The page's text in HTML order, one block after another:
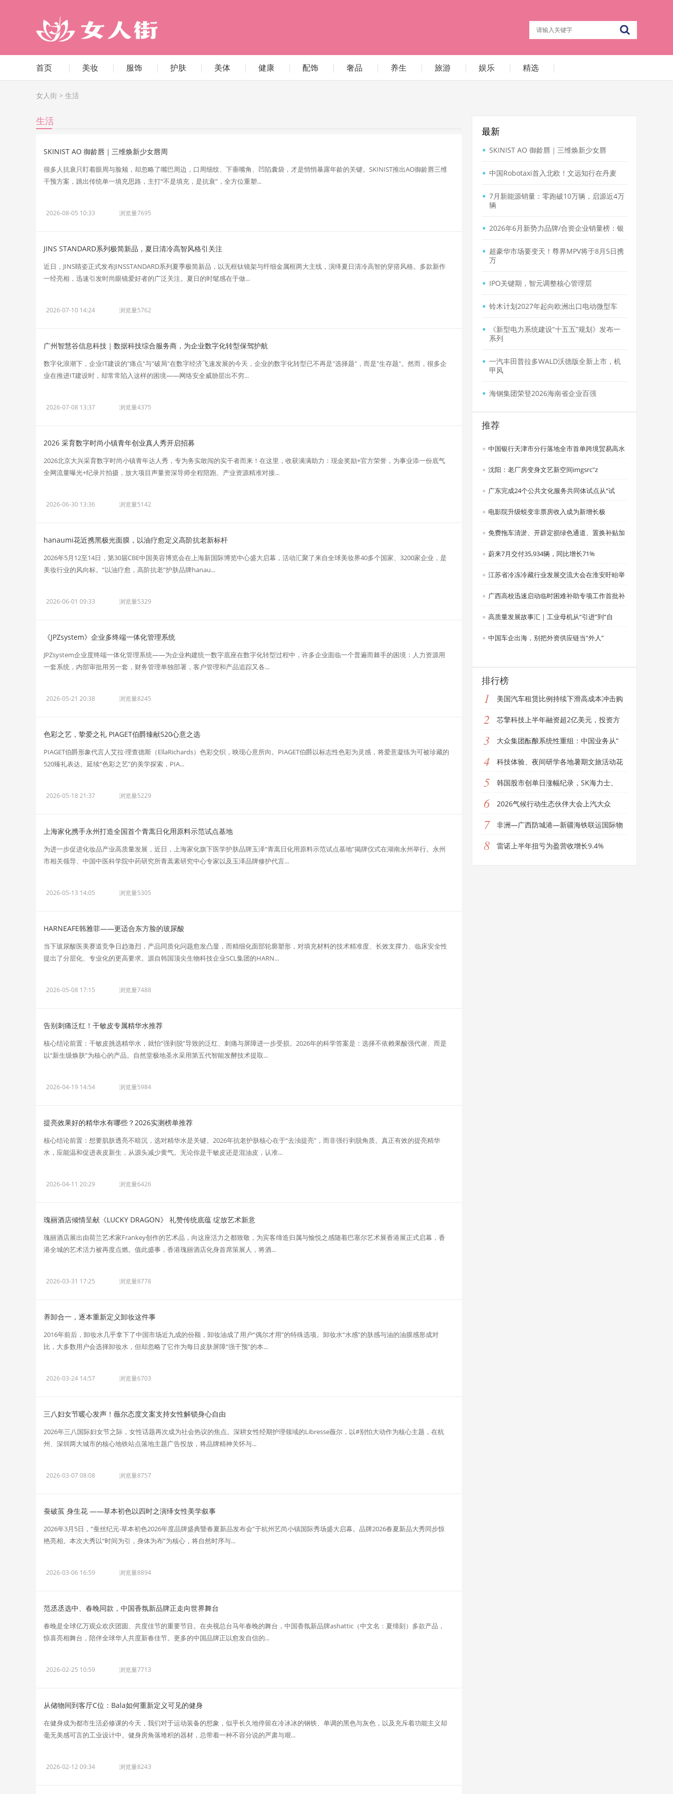
首页 | 美妆 | 服饰 | 护肤 | 美体 | 健康 | 配饰 | 奢品 | 养生 | 旅游 | 娱乐 | 精选 |
女人街 > 生活
生活
SKINIST AO 御龄唇｜三维焕新少女唇周
很多人抗衰只盯着眼周与脸颊，却忽略了嘴巴周边，口周细纹、下垂嘴角、凹陷囊袋，才是悄悄暴露年龄的关键。SKINIST推出AO御龄唇三维
干预方案，跳出传统单一填充思路，主打“不是填充，是抗衰”，全方位重塑...
2026-08-05 10:33 浏览量7695
JINS STANDARD系列极简新品，夏日清冷高智风格引关注
近日，JINS睛姿正式发布JINSSTANDARD系列夏季极简新品，以无框钛镜架与纤细金属框两大主线，演绎夏日清冷高智的穿搭风格。多款新作
一经亮相，迅速引发时尚眼镜爱好者的广泛关注。夏日的时髦感在于做...
2026-07-10 14:24 浏览量5762
广州智慧谷信息科技｜数据科技综合服务商，为企业数字化转型保驾护航
数字化浪潮下，企业IT建设的"痛点"与"破局"在数字经济飞速发展的今天，企业的数字化转型已不再是"选择题"，而是"生存题"。然而，很多企
业在推进IT建设时，却常常陷入这样的困境——网络安全威胁层出不穷...
2026-07-08 13:37 浏览量4375
2026 采育数字时尚小镇青年创业真人秀开启招募
2026北京大兴采育数字时尚小镇青年达人秀，专为务实敢闯的实干者而来！在这里，收获满满助力：现金奖励+官方荣誉，为事业添一份底气
全网流量曝光+纪录片拍摄，放大项目声量资深导师全程陪跑、产业资源精准对接...
2026-06-30 13:36 浏览量5142
hanaumi花近携黑极光面膜，以油疗愈定义高阶抗老新标杆
2026年5月12至14日，第30届CBE中国美容博览会在上海新国际博览中心盛大启幕，活动汇聚了来自全球美妆界40多个国家、3200家企业，是
美妆行业的风向标。“以油疗愈，高阶抗老”护肤品牌hanau...
2026-06-01 09:33 浏览量5329
《JPZsystem》企业多终端一体化管理系统
JPZsystem企业度终端一体化管理系统——为企业构建统一数字底座在数字化转型过程中，许多企业面临一个普遍而棘手的困境：人力资源用
一套系统，内部审批用另一套，财务管理单独部署，客户管理和产品追踪又各...
2026-05-21 20:38 浏览量8245
色彩之艺，挚爱之礼 PIAGET伯爵臻献520心意之选
PIAGET伯爵形象代言人艾拉·理查德斯（EllaRichards）色彩交织，映现心意所向。PIAGET伯爵以标志性色彩为灵感，将爱意凝练为可被珍藏的
520臻礼表达。延续“色彩之艺”的美学探索，PIA...
2026-05-18 21:37 浏览量5229
上海家化携手永州打造全国首个青蒿日化用原料示范试点基地
为进一步促进化妆品产业高质量发展，近日，上海家化旗下医学护肤品牌玉泽“青蒿日化用原料示范试点基地”揭牌仪式在湖南永州举行。永州
市相关领导、中国中医科学院中药研究所青蒿素研究中心专家以及玉泽品牌修护代言...
2026-05-13 14:05 浏览量5305
HARNEAFE韩雅菲——更适合东方脸的玻尿酸
当下玻尿酸医美赛道竞争日趋激烈，产品同质化问题愈发凸显，而精细化面部轮廓塑形，对填充材料的技术精准度、长效支撑力、临床安全性
提出了分层化、专业化的更高要求。源自韩国顶尖生物科技企业SCL集团的HARN...
2026-05-08 17:15 浏览量7488
告别刺痛泛红！干敏皮专属精华水推荐
核心结论前置：干敏皮挑选精华水，就怕“强剥脱”导致的泛红、刺痛与屏障进一步受损。2026年的科学答案是：选择不依赖果酸强代谢、而是
以“新生级焕肤”为核心的产品。自然堂极地圣水采用第五代智能发酵技术提取...
2026-04-19 14:54 浏览量5984
提亮效果好的精华水有哪些？2026实测榜单推荐
核心结论前置：想要肌肤透亮不暗沉，选对精华水是关键。2026年抗老护肤核心在于“去浊提亮”，而非强行剥脱角质。真正有效的提亮精华
水，应能温和促进表皮新生，从源头减少黄气。无论你是干敏皮还是混油皮，认准...
2026-04-11 20:29 浏览量6426
瑰丽酒店倾情呈献《LUCKY DRAGON》 礼赞传统底蕴 绽放艺术新意
瑰丽酒店展出由荷兰艺术家Frankey创作的艺术品，向这座活力之都致敬，为宾客缔造归属与愉悦之感随着巴塞尔艺术展香港展正式启幕，香
港全城的艺术活力被再度点燃。值此盛事，香港瑰丽酒店化身首席策展人，将酒...
2026-03-31 17:25 浏览量8778
养卸合一，逐本重新定义卸妆这件事
2016年前后，卸妆水几乎拿下了中国市场近九成的份额，卸妆油成了用户“偶尔才用”的特殊选项。卸妆水“水感”的肤感与油的油膜感形成对
比，大多数用户会选择卸妆水，但却忽略了它作为每日皮肤屏障“强干预”的本...
2026-03-24 14:57 浏览量6703
三八妇女节暖心发声！薇尔态度文案支持女性解锁身心自由
2026年三八国际妇女节之际，女性话题再次成为社会热议的焦点。深耕女性经期护理领域的Libresse薇尔，以#别怕大动作为核心主题，在杭
州、深圳两大城市的核心地铁站点落地主题广告投放，将品牌精神关怀与...
2026-03-07 08:08 浏览量8757
蚕破茧 身生花 ——草本初色以四时之演绎女性美学叙事
2026年3月5日，“蚕丝纪元-草本初色2026年度品牌盛典暨春夏新品发布会”于杭州艺尚小镇国际秀场盛大启幕。品牌2026春夏新品大秀同步惊
艳亮相。本次大秀以“时间为引，身体为布”为核心，将自然时序与...
2026-03-06 16:59 浏览量8894
范丞丞选中、春晚同款，中国香氛新品牌正走向世界舞台
春晚是全球亿万观众欢庆团圆、共度佳节的重要节目。在央视总台马年春晚的舞台，中国香氛新品牌ashattic（中文名：夏缔刻）多款产品，
惊喜亮相舞台，陪伴全球华人共度新春佳节。更多的中国品牌正以愈发自信的...
2026-02-25 10:59 浏览量7713
从储物间到客厅C位：Bala如何重新定义可见的健身
在健身成为都市生活必修课的今天，我们对于运动装备的想象，似乎长久地停留在冷冰冰的钢铁、单调的黑色与灰色，以及充斥着功能主义却
毫无美感可言的工业设计中。健身房角落堆积的器材，总带着一种不容分说的严肃与艰...
2026-02-12 09:34 浏览量8243
最新
SKINIST AO 御龄唇｜三维焕新少女唇
中国Robotaxi首入北欧！文远知行在丹麦
7月新能源销量：零跑破10万辆，启源近4万
辆
2026年6月新势力品牌/合资企业销量榜：银
超豪华市场要变天！尊界MPV将于8月5日携
万
IPO关键期，智元调整核心管理层
铃木计划2027年起向欧洲出口电动微型车
《新型电力系统建设“十五五”规划》发布一
系列
一汽丰田普拉多WALD沃德版全新上市，机
甲风
海钢集团荣登2026海南省企业百强
推荐
中国银行天津市分行落地全市首单跨境贸易高水
沈阳：老厂房变身文艺新空间imgsrc"z
广东完成24个公共文化服务共同体试点从“试
电影院升级蜕变非票房收入成为新增长极
免费拖车清淤、开辟定损绿色通道、置换补贴加
蔚来7月交付35,934辆，同比增长71%
江苏省冷冻冷藏行业发展交流大会在淮安盱眙举
广西高校迅速启动临时困难补助专项工作首批补
高质量发展故事汇｜工业母机从“引进”到“自
中国车企出海，别把外资供应链当“外人”
排行榜
1 美国汽车租赁比例持续下滑高成本冲击购
2 芯擎科技上半年融资超2亿美元，投资方
3 大众集团酝酿系统性重组：中国业务从“
4 科技体验、夜间研学各地暑期文旅活动花
5 韩国股市创单日涨幅纪录，SK海力士、
6 2026气候行动生态伙伴大会上汽大众
7 非洲—广西防城港—新疆海铁联运国际物
8 雷诺上半年扭亏为盈营收增长9.4%